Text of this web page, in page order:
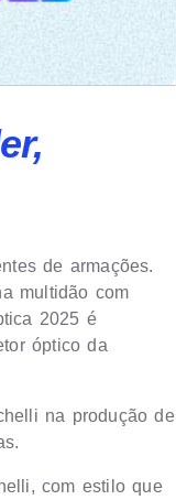
de armações.
multidão com
2025 é
óptico da
na produção de
com estilo que